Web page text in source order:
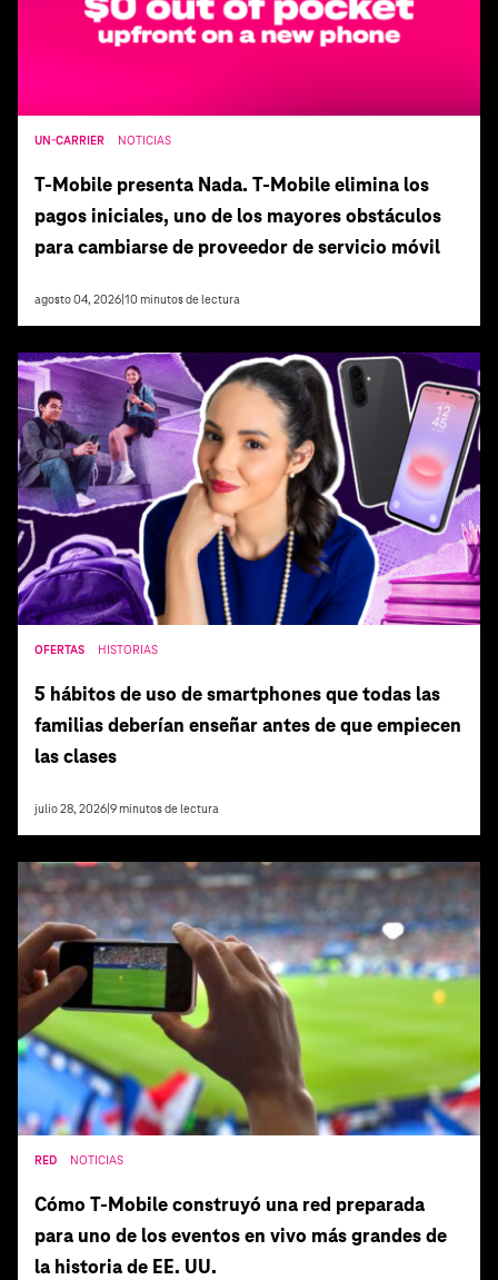
UN-CARRIER NOTICIAS
T‑Mobile presenta Nada. T‑Mobile elimina los
pagos iniciales, uno de los mayores obstáculos
para cambiarse de proveedor de servicio móvil
agosto 04, 2026 10 minutos de lectura
OFERTAS HISTORIAS
5 hábitos de uso de smartphones que todas las
familias deberían enseñar antes de que empiecen
las clases
julio 28, 2026 9 minutos de lectura
RED NOTICIAS
Cómo T‑Mobile construyó una red preparada
para uno de los eventos en vivo más grandes de
la historia de EE. UU.